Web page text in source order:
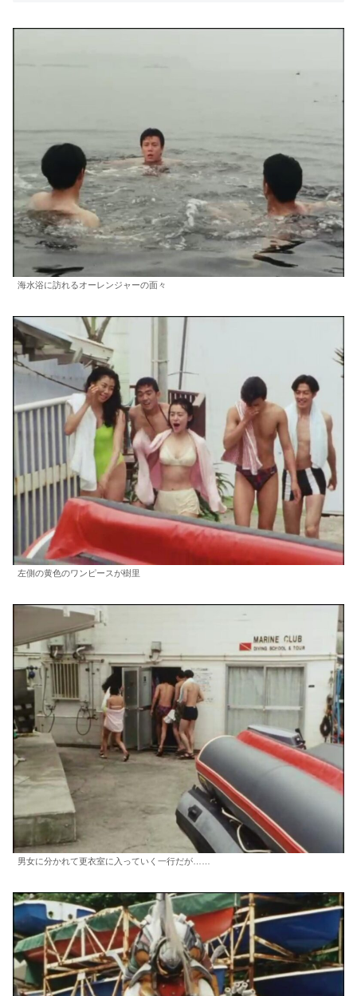
海水浴に訪れるオーレンジャーの面々
左側の黄色のワンピースが樹里
男女に分かれて更衣室に入っていく一行だが……